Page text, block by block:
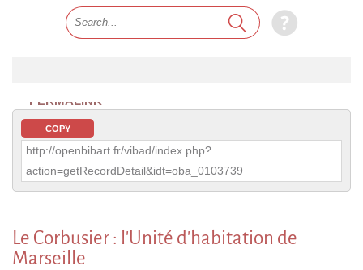
PERMALINK
COPY
http://openbibart.fr/vibad/index.php?
action=getRecordDetail&idt=oba_0103739
Le Corbusier : l'Unité d'habitation de
Marseille